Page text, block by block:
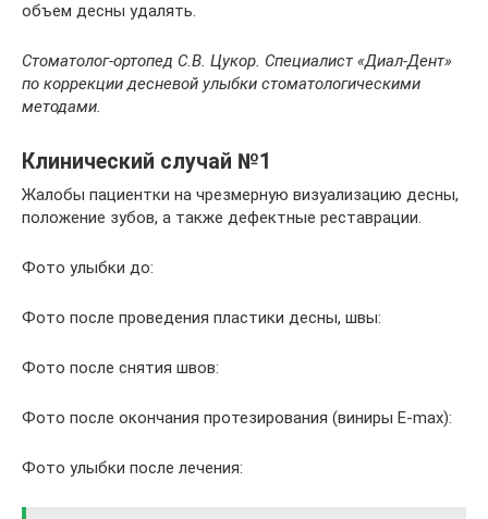
объем десны удалять.
Стоматолог-ортопед С.В. Цукор. Специалист «Диал-Дент»
по коррекции десневой улыбки стоматологическими
методами.
Клинический случай №1
Жалобы пациентки на чрезмерную визуализацию десны,
положение зубов, а также дефектные реставрации.
Фото улыбки до:
Фото после проведения пластики десны, швы:
Фото после снятия швов:
Фото после окончания протезирования (виниры E-max):
Фото улыбки после лечения: